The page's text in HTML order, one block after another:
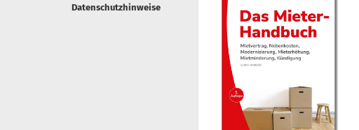
Datenschutzhinweise